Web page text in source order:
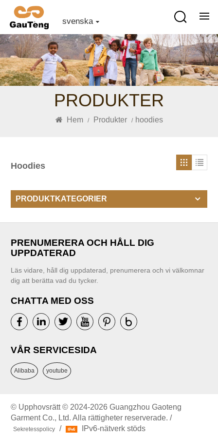
svenska
PRODUKTER
Hem / Produkter / hoodies
Hoodies
PRODUKTKATEGORIER
PRENUMERERA OCH HÅLL DIG
UPPDATERAD
Läs vidare, håll dig uppdaterad, prenumerera och vi välkomnar
dig att berätta vad du tycker.
CHATTA MED OSS
VÅR SERVICESIDA
Alibaba youtube
© Upphovsrätt © 2024-2026 Guangzhou Gaoteng
Garment Co., Ltd. Alla rättigheter reserverade. /
Sekretesspolicy / IPv6-nätverk stöds